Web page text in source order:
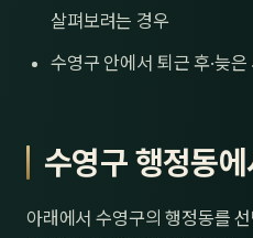
살펴보려는 경우
수영구 안에서 퇴근 후·늦
수영구 행정동에
아래에서 수영구의 행정동를